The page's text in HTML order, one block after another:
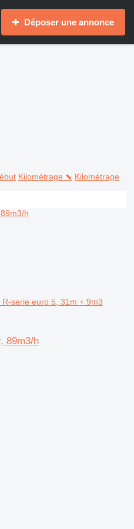
Déposer une annonce
Kilométrage ⬊ Kilométrage
serie euro 5, 31m + 9m3
89m3/h